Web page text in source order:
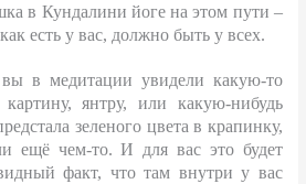
в Кундалини йоге на этом пути –
есть у вас, должно быть у всех.
в медитации увидели какую-то
янтру, или какую-нибудь
зеленого цвета в крапинку,
ещё чем-то. И для вас это будет
факт, что там внутри у вас